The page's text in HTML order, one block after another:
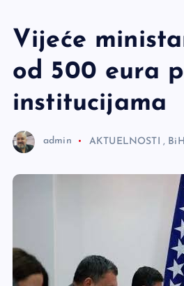
Vijeće
od 500 eura
institucijama
admin AKTUELNOSTI , BiH